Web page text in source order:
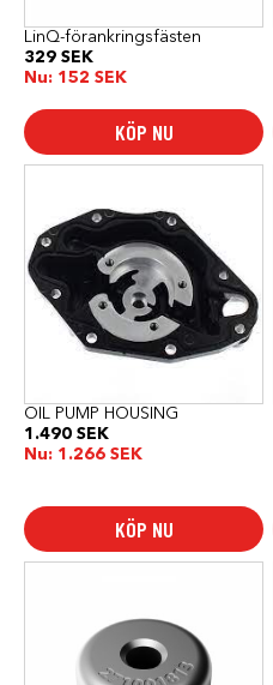
LinQ-förankringsfästen
329 SEK
Nu: 152 SEK
KÖP NU
OIL PUMP HOUSING
1.490 SEK
Nu: 1.266 SEK
KÖP NU